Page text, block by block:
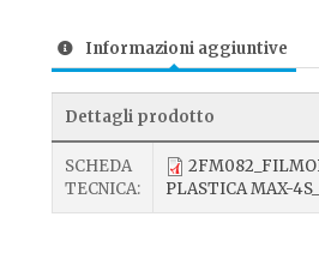
Informazioni aggiuntive
Dettagli prodotto
SCHEDA
TECNICA:
PLASTICA MAX-